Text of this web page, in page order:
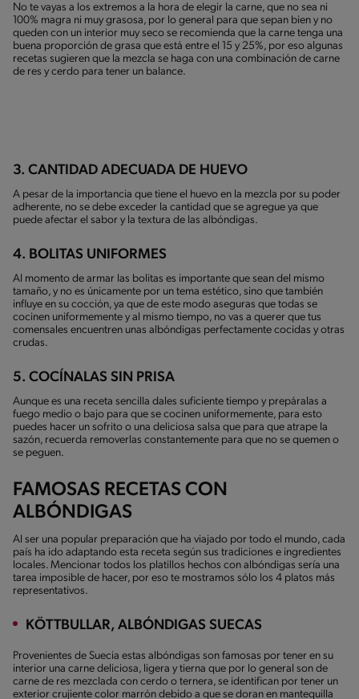
No te vayas a los extremos a la hora de elegir la carne, que no sea ni
100% magra ni muy grasosa, por lo general para que sepan bien y no
queden con un interior muy seco se recomienda que la carne tenga una
buena proporción de grasa que está entre el 15 y 25%, por eso algunas
recetas sugieren que la mezcla se haga con una combinación de carne
de res y cerdo para tener un balance.
3. CANTIDAD ADECUADA DE HUEVO
A pesar de la importancia que tiene el huevo en la mezcla por su poder
adherente, no se debe exceder la cantidad que se agregue ya que
puede afectar el sabor y la textura de las albóndigas.
4. BOLITAS UNIFORMES
Al momento de armar las bolitas es importante que sean del mismo
tamaño, y no es únicamente por un tema estético, sino que también
influye en su cocción, ya que de este modo aseguras que todas se
cocinen uniformemente y al mismo tiempo, no vas a querer que tus
comensales encuentren unas albóndigas perfectamente cocidas y otras
crudas.
5. COCÍNALAS SIN PRISA
Aunque es una receta sencilla dales suficiente tiempo y prepáralas a
fuego medio o bajo para que se cocinen uniformemente, para esto
puedes hacer un sofrito o una deliciosa salsa que para que atrape la
sazón, recuerda removerlas constantemente para que no se quemen o
se peguen.
FAMOSAS RECETAS CON
ALBÓNDIGAS
Al ser una popular preparación que ha viajado por todo el mundo, cada
país ha ido adaptando esta receta según sus tradiciones e ingredientes
locales. Mencionar todos los platillos hechos con albóndigas sería una
tarea imposible de hacer, por eso te mostramos sólo los 4 platos más
representativos.
KÖTTBULLAR, ALBÓNDIGAS SUECAS
Provenientes de Suecia estas albóndigas son famosas por tener en su
interior una carne deliciosa, ligera y tierna que por lo general son de
carne de res mezclada con cerdo o ternera, se identifican por tener un
exterior crujiente color marrón debido a que se doran en mantequilla